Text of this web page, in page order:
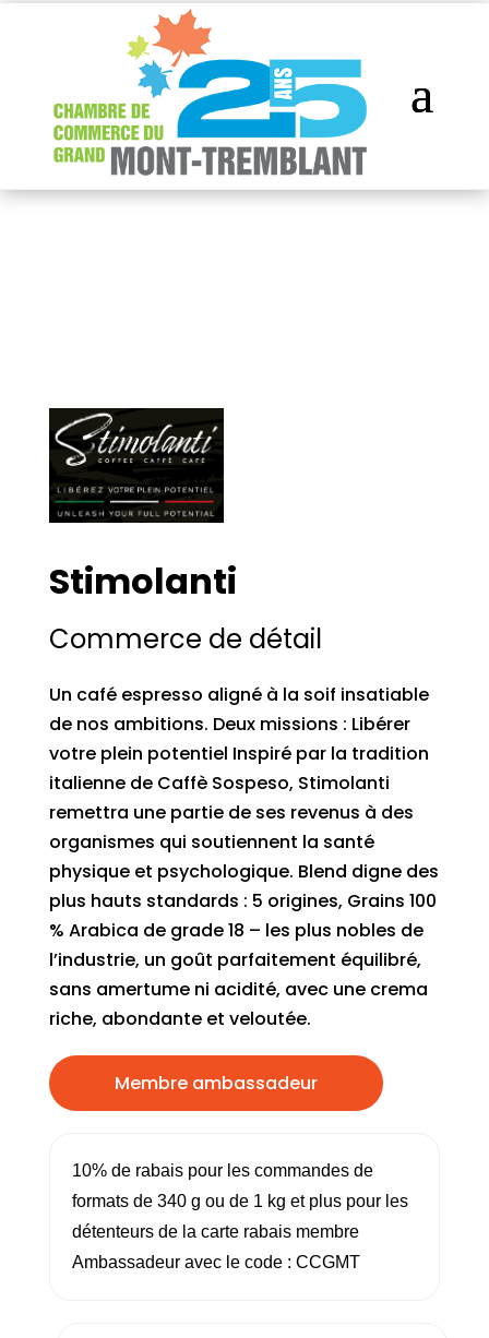
Stimolanti
Commerce de détail
Un café espresso aligné à la soif insatiable
de nos ambitions. Deux missions : Libérer
votre plein potentiel Inspiré par la tradition
italienne de Caffè Sospeso, Stimolanti
remettra une partie de ses revenus à des
organismes qui soutiennent la santé
physique et psychologique. Blend digne des
plus hauts standards : 5 origines, Grains 100
% Arabica de grade 18 – les plus nobles de
l’industrie, un goût parfaitement équilibré,
sans amertume ni acidité, avec une crema
riche, abondante et veloutée.
Membre ambassadeur
10% de rabais pour les commandes de
formats de 340 g ou de 1 kg et plus pour les
détenteurs de la carte rabais membre
Ambassadeur avec le code : CCGMT